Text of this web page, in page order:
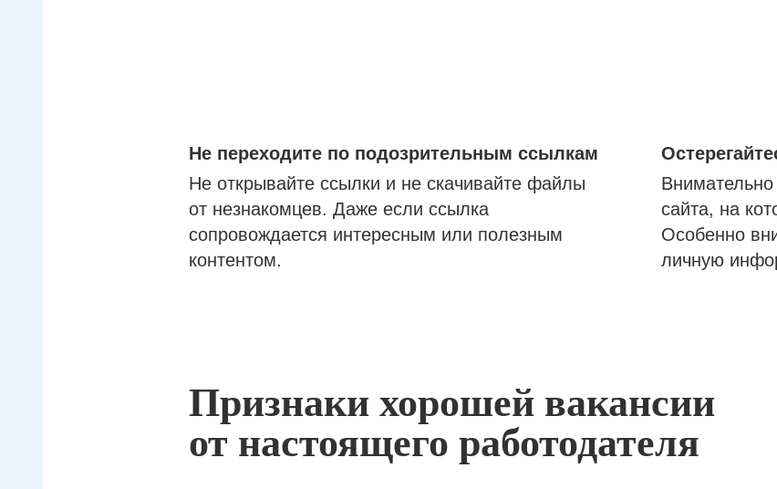
Не переходите по подозрительным ссылкам
Не открывайте ссылки и не скачивайте файлы
от незнакомцев. Даже если ссылка
сопровождается интересным или полезным
контентом.
сайта, на
Особенно
личную
Признаки хорошей вакансии
от настоящего работодателя